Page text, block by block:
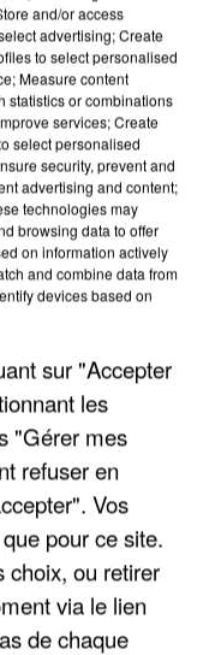
PAR UNE
and/or access
advertising; Create
to select personalised
Measure content
statistics or combinations
services; Create
select personalised
security, prevent and
advertising and content;
technologies may
browsing data to offer
on information actively
and combine data from
devices based on
sur "Accepter
les
"Gérer mes
refuser en
Vos
pour ce site.
choix, ou retirer
via le lien
de chaque